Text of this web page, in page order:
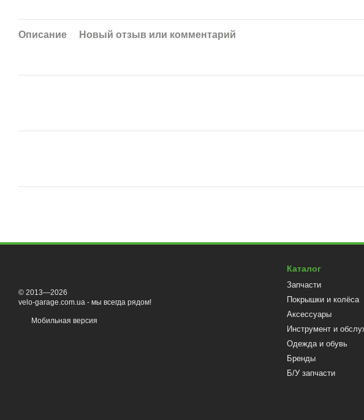
Описание Новый отзыв или комментарий
© 2013—2026
velo-garage.com.ua - мы всегда рядом!
Мобильная версия
Каталог
Запчасти
Покрышки и колёса
Аксессуары
Инструмент и
Одежда и обувь
Бренды
Б/У запчасти